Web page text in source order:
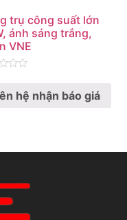
trụ công suất lớn
ánh sáng trắng,
VNE
hệ nhận báo giá